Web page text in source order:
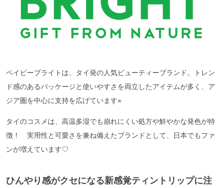
ベイビーブライトは、タイ発の人気ビューティーブランド。トレン
ド感のあるパッケージと使いやすさを両立したアイテムが多く、ア
ジア圏を中心に支持を広げています⭐︎
タイのコスメは、高温多湿でも崩れにくい処方や鮮やかな発色が特
徴！ 実用性と可愛さを兼ね備えたブランドとして、日本でもファ
ンが増えています♡
ひんやり感がクセになる新感覚ティントリップに注